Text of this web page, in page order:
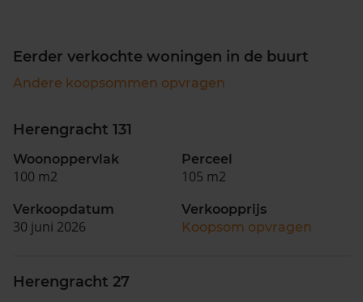
Eerder verkochte woningen in de buurt
Andere koopsommen opvragen
Herengracht 131
Woonoppervlak
100 m2
Perceel
105 m2
Verkoopdatum
30 juni 2026
Verkoopprijs
Koopsom opvragen
Herengracht 27